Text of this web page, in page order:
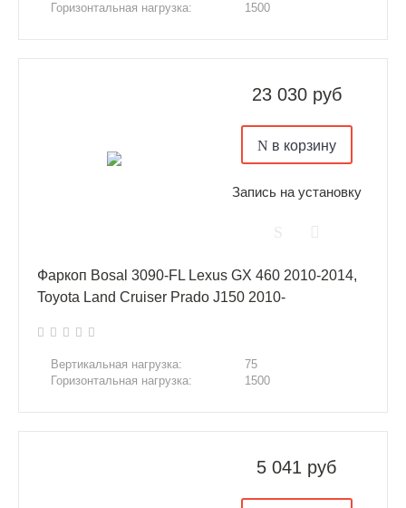
Горизонтальная нагрузка:
1500
23 030 руб
в корзину
Запись на установку
Фаркоп Bosal 3090-FL Lexus GX 460 2010-2014,
Toyota Land Cruiser Prado J150 2010-
Вертикальная нагрузка:
75
Горизонтальная нагрузка:
1500
5 041 руб